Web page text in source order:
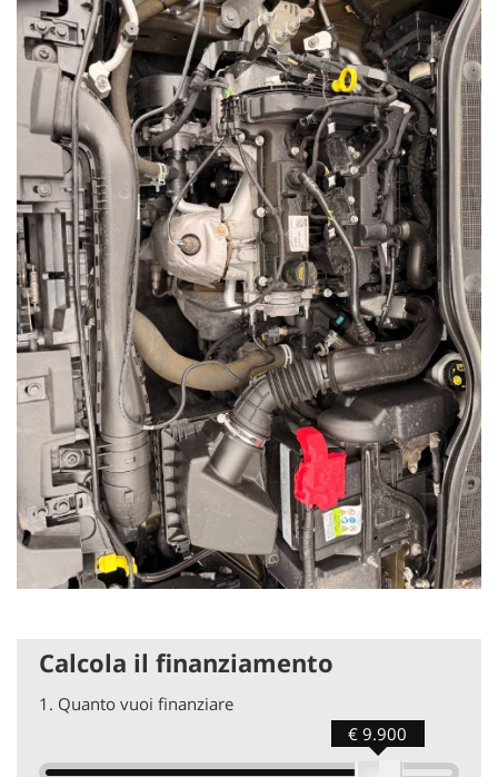
Calcola il finanziamento
1. Quanto vuoi finanziare
€ 9.900